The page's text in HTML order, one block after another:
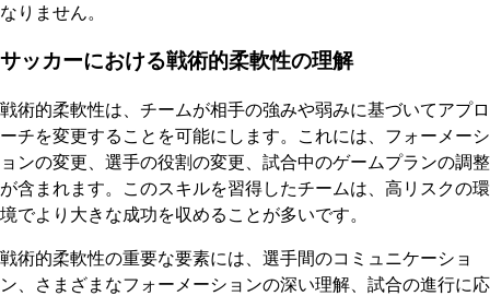
なりません。
サッカーにおける戦術的柔軟性の理解
戦術的柔軟性は、チームが相手の強みや弱みに基づいてアプロ
ーチを変更することを可能にします。これには、フォーメーシ
ョンの変更、選手の役割の変更、試合中のゲームプランの調整
が含まれます。このスキルを習得したチームは、高リスクの環
境でより大きな成功を収めることが多いです。
戦術的柔軟性の重要な要素には、選手間のコミュニケーショ
ン、さまざまなフォーメーションの深い理解、試合の進行に応